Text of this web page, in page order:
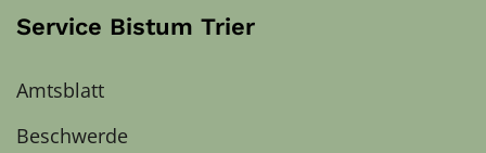
Service Bistum Trier
Amtsblatt
Beschwerde